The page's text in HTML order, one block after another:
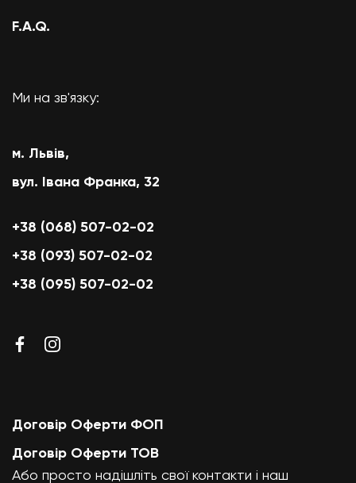
F.A.Q.
Ми на зв'язку:
м. Львів,
вул. Івана Франка, 32
+38 (068) 507-02-02
+38 (093) 507-02-02
+38 (095) 507-02-02
Договір Оферти ФОП
Договір Оферти ТОВ
Або просто надішліть свої контакти і наш